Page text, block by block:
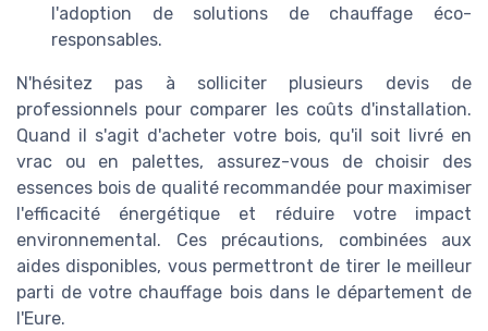
l'adoption de solutions de chauffage éco-
responsables.
N'hésitez pas à solliciter plusieurs devis de
professionnels pour comparer les coûts d'installation.
Quand il s'agit d'acheter votre bois, qu'il soit livré en
vrac ou en palettes, assurez-vous de choisir des
essences bois de qualité recommandée pour maximiser
l'efficacité énergétique et réduire votre impact
environnemental. Ces précautions, combinées aux
aides disponibles, vous permettront de tirer le meilleur
parti de votre chauffage bois dans le département de
l'Eure.